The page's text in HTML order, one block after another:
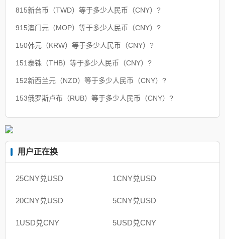
815新台币（TWD）等于多少人民币（CNY）?
915澳门元（MOP）等于多少人民币（CNY）?
150韩元（KRW）等于多少人民币（CNY）?
151泰铢（THB）等于多少人民币（CNY）?
152新西兰元（NZD）等于多少人民币（CNY）?
153俄罗斯卢布（RUB）等于多少人民币（CNY）?
用户正在换
25CNY兑USD 1CNY兑USD
20CNY兑USD 5CNY兑USD
1USD兑CNY 5USD兑CNY